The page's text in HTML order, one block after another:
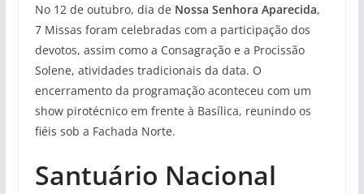
No 12 de outubro, dia de Nossa Senhora Aparecida,
7 Missas foram celebradas com a participação dos
devotos, assim como a Consagração e a Procissão
Solene, atividades tradicionais da data. O
encerramento da programação aconteceu com um
show pirotécnico em frente à Basílica, reunindo os
fiéis sob a Fachada Norte.
Santuário Nacional